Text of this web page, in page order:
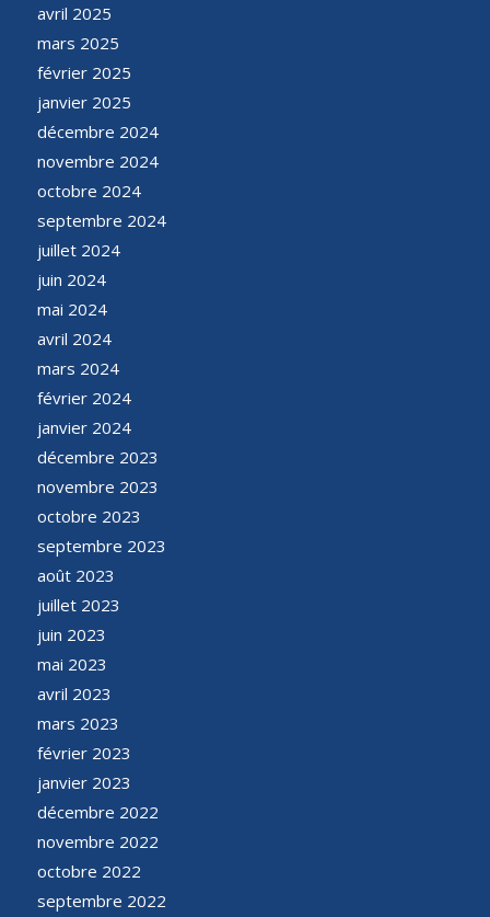
avril 2025
mars 2025
février 2025
janvier 2025
décembre 2024
novembre 2024
octobre 2024
septembre 2024
juillet 2024
juin 2024
mai 2024
avril 2024
mars 2024
février 2024
janvier 2024
décembre 2023
novembre 2023
octobre 2023
septembre 2023
août 2023
juillet 2023
juin 2023
mai 2023
avril 2023
mars 2023
février 2023
janvier 2023
décembre 2022
novembre 2022
octobre 2022
septembre 2022